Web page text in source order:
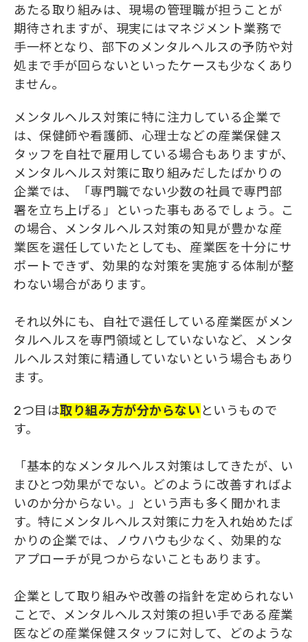
あたる取り組みは、現場の管理職が担うことが
期待されますが、現実にはマネジメント業務で
手一杯となり、部下のメンタルヘルスの予防や対
処まで手が回らないといったケースも少なくあり
ません。
メンタルヘルス対策に特に注力している企業で
は、保健師や看護師、心理士などの産業保健ス
タッフを自社で雇用している場合もありますが、
メンタルヘルス対策に取り組みだしたばかりの
企業では、「専門職でない少数の社員で専門部
署を立ち上げる」といった事もあるでしょう。こ
の場合、メンタルヘルス対策の知見が豊かな産
業医を選任していたとしても、産業医を十分にサ
ポートできず、効果的な対策を実施する体制が整
わない場合があります。
それ以外にも、自社で選任している産業医がメン
タルヘルスを専門領域としていないなど、メンタ
ルヘルス対策に精通していないという場合もあり
ます。
2つ目は取り組み方が分からない というもので
す。
「基本的なメンタルヘルス対策はしてきたが、い
まひとつ効果がでない。どのように改善すればよ
いのか分からない。」という声も多く聞かれま
す。特にメンタルヘルス対策に力を入れ始めたば
かりの企業では、ノウハウも少なく、効果的な
アプローチが見つからないこともあります。
企業として取り組みや改善の指針を定められない
ことで、メンタルヘルス対策の担い手である産業
医などの産業保健スタッフに対して、どのような